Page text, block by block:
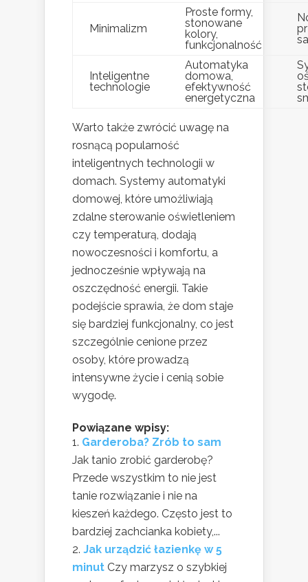
Minimalizm
Proste formy,
stonowane
kolory,
funkcjonalność
Inteligentne
technologie
Automatyka
domowa,
efektywność
energetyczna
Warto także zwrócić uwagę na
rosnącą popularność
inteligentnych technologii w
domach. Systemy automatyki
domowej, które umożliwiają
zdalne sterowanie oświetleniem
czy temperaturą, dodają
nowoczesności i komfortu, a
jednocześnie wpływają na
oszczędność energii. Takie
podejście sprawia, że dom staje
się bardziej funkcjonalny, co jest
szczególnie cenione przez
osoby, które prowadzą
intensywne życie i cenią sobie
wygodę.
Powiązane wpisy:
Garderoba? Zrób to sam
Jak tanio zrobić garderobę?
Przede wszystkim to nie jest
tanie rozwiązanie i nie na
kieszeń każdego. Często jest to
bardziej zachcianka kobiety,...
Jak urządzić łazienkę w 5
minut Czy marzysz o szybkiej